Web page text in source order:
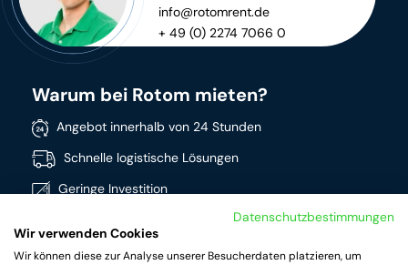
info@rotomrent.de
+ 49 (0) 2274 7066 0
Warum bei Rotom mieten?
Angebot innerhalb von 24 Stunden
Schnelle logistische Lösungen
Geringe Investition
Breites Sortiment
Datenschutzbestimmungen
Wir verwenden Cookies
Wir können diese zur Analyse unserer Besucherdaten platzieren, um